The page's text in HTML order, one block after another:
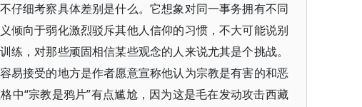
仔细考察具体差别是什么。它想象对同一事务拥有不同
倾向于弱化激烈驳斥其他人信仰的习惯，不大可能说别
，对那些顽固相信某些观念的人来说尤其是个挑战。
易接受的地方是作者愿意宣称他认为宗教是有害的和恶
中“宗教是鸦片”有点尴尬，因为这是毛在发动攻击西藏